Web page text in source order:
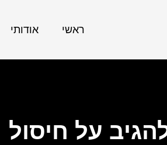
ראשי אודותי
על חיסול